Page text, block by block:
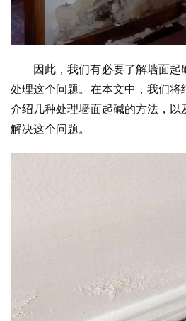
因此，我们有必要了解墙面
处理这个问题。在本文中，我们将
介绍几种处理墙面起碱的方法，
解决这个问题。